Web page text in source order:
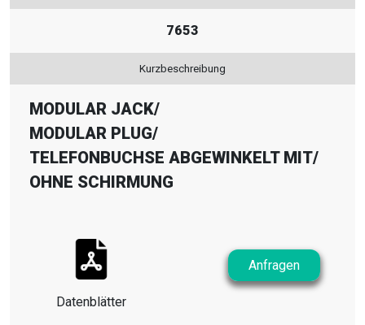
7653
Kurzbeschreibung
MODULAR JACK/
MODULAR PLUG/
TELEFONBUCHSE ABGEWINKELT MIT/
OHNE SCHIRMUNG
Datenblätter
Anfragen